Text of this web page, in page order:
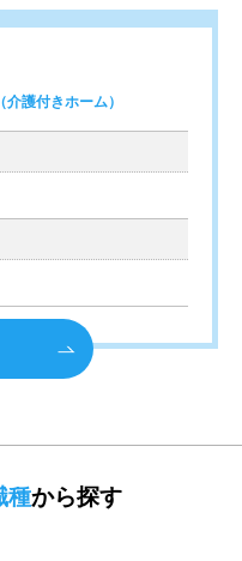
（介護付きホーム）
種から探す